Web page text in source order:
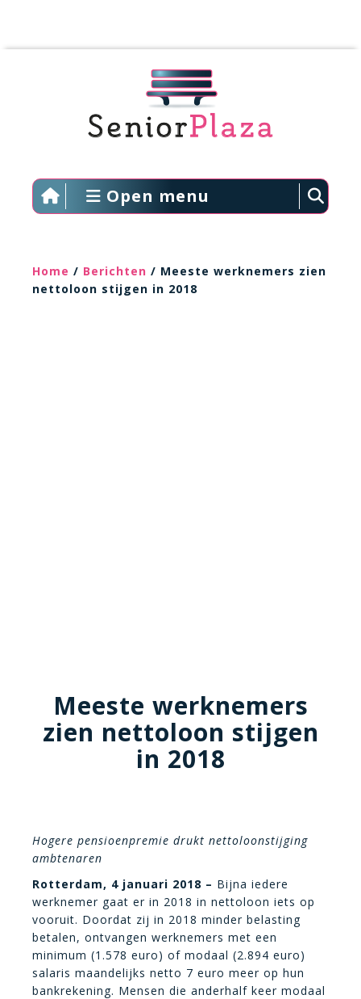
Open menu
Home / Berichten / Meeste werknemers zien
nettoloon stijgen in 2018
Meeste werknemers
zien nettoloon stijgen
in 2018
Hogere pensioenpremie drukt nettoloonstijging
ambtenaren
Rotterdam, 4 januari 2018 – Bijna iedere
werknemer gaat er in 2018 in nettoloon iets op
vooruit. Doordat zij in 2018 minder belasting
betalen, ontvangen werknemers met een
minimum (1.578 euro) of modaal (2.894 euro)
salaris maandelijks netto 7 euro meer op hun
bankrekening. Mensen die anderhalf keer modaal